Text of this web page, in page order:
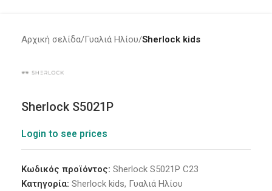
Αρχική σελίδα Γυαλιά Ηλίου Sherlock kids
Sherlock S5021P
Login to see prices
Κωδικός προϊόντος: Sherlock S5021P C23
Κατηγορία: Sherlock kids, Γυαλιά Ηλίου